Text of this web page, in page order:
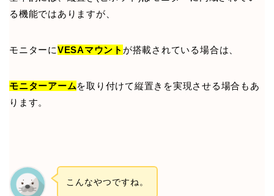
る機能ではありますが、
モニターにVESAマウント が搭載されている場合は、
モニターアームを取り付けて縦置きを実現させる場合もあ
ります。
こんなやつですね。